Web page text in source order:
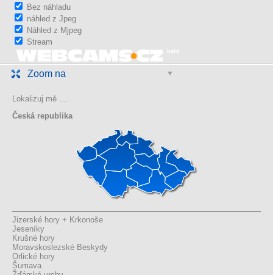
Bez náhladu
náhled z Jpeg
Náhled z Mjpeg
Stream
Zoom na
Lokalizuj mě …
Česká republika
Jizerské hory + Krkonoše
Jeseníky
Krušné hory
Moravskoslezské Beskydy
Orlické hory
Šumava